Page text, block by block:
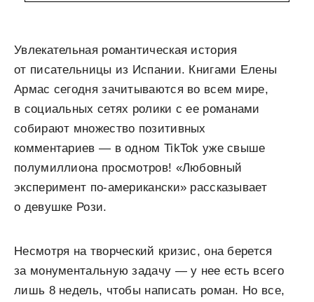
Увлекательная романтическая история
от писательницы из Испании. Книгами Елены
Армас сегодня зачитываются во всем мире,
в социальных сетях ролики с ее романами
собирают множество позитивных
комментариев — в одном TikTok уже свыше
полумиллиона просмотров! «Любовный
эксперимент по-американски» рассказывает
о девушке Рози.
Несмотря на творческий кризис, она берется
за монументальную задачу — у нее есть всего
лишь 8 недель, чтобы написать роман. Но все,